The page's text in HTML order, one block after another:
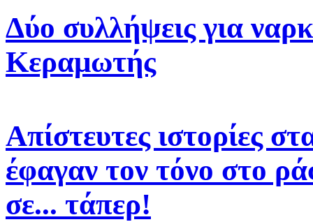
Δύο συλλήψεις για
Κεραμωτής
Απίστευτες ιστορίες
έφαγαν τον τόνο στο
σε... τάπερ!